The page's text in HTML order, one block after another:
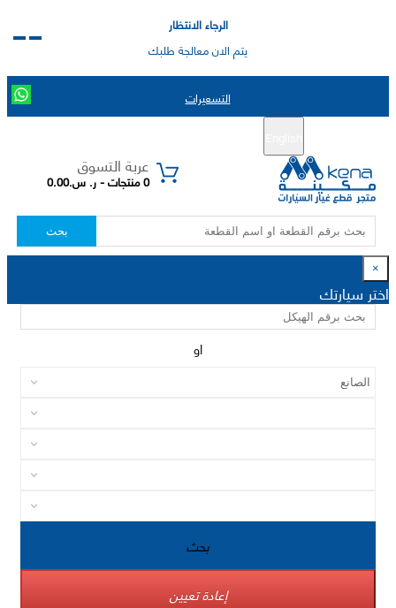
الرجاء الانتظار
يتم الان معالجة طلبك
التسعيرات
عربة التسوق
0 منتجات - ر. س.0.00
بحث
×
اختر سيارتك
او
بحث
إعادة تعيين